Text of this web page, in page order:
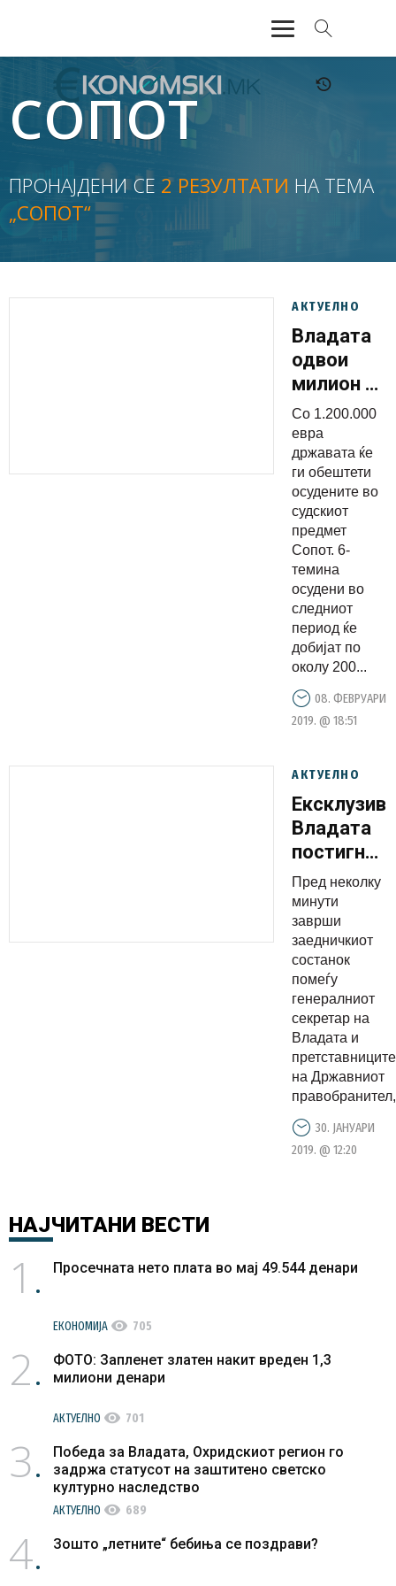
АКТУЕЛНО
ЕКОНОМИЈА
ФИНАНСИИ
БАНКАРСТВО
ЖИВОТ
СОПОТ
ПРОНАЈДЕНИ СЕ 2 РЕЗУЛТАТИ НА ТЕМА
„СОПОТ“
АКТУЕЛНО
Владата
одвои
милион и
двесте
илјади
евра од
државниот
буџет за
осудените
во
случајот
„Сопот“
Со 1.200.000
евра
државата ќе
ги обештети
осудените во
судскиот
предмет
Сопот. 6-
темина
осудени во
следниот
период ќе
добијат по
околу 200...
08. ФЕВРУАРИ
2019. @ 18:51
АКТУЕЛНО
Владата
постигна
договор
со
за
случајот
Сопот за
Пред неколку
минути
заврши
заедничкиот
состанок
помеѓу
генералниот
секретар на
Владата и
претставниците
на Државниот
30. ЈАНУАРИ
2019. @ 12:20
НАЈЧИТАНИ ВЕСТИ
1 Просечната нето плата во мај 49.544 денари
ЕКОНОМИЈА visibility 705
2
ФОТО: Запленет златен накит вреден 1,3
милиони денари
АКТУЕЛНО visibility 701
3
Победа за Владата, Охридскиот регион го
задржа статусот на заштитено светско
културно наследство
АКТУЕЛНО visibility 689
4 Зошто „летните“ бебиња се поздрави?